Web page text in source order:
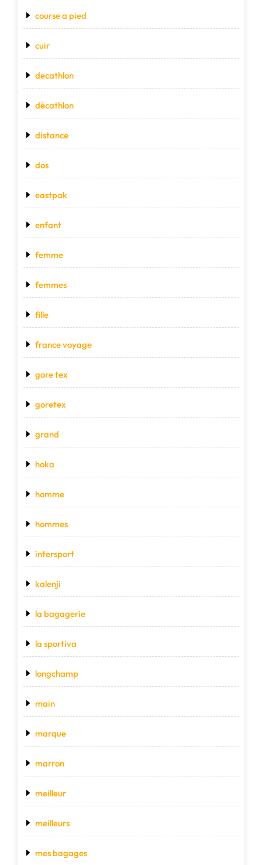
course a pied
cuir
decathlon
décathlon
distance
dos
eastpak
enfant
femme
femmes
fille
france voyage
gore tex
goretex
grand
hoka
homme
hommes
intersport
kalenji
la bagagerie
la sportiva
longchamp
main
marque
marron
meilleur
meilleurs
mes bagages